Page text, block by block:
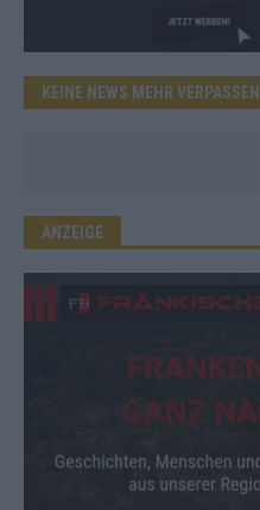
KEINE NEWS MEHR VERPASSEN
ANZEIGE